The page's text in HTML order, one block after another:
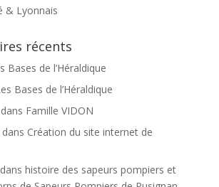
& Lyonnais
récents
Bases de l’Héraldique
Bases de l’Héraldique
dans Famille VIDON
dans Création du site internet de
dans histoire des sapeurs pompiers et